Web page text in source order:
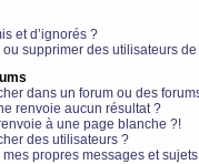
et d’ignorés ?
supprimer des utilisateurs de
dans un forum ou des
renvoie aucun résultat ?
à une page blanche ?!
des utilisateurs ?
propres messages et